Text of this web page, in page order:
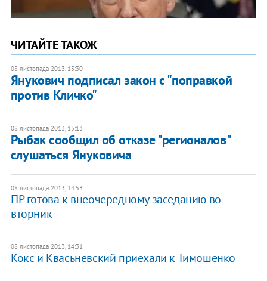
ЧИТАЙТЕ ТАКОЖ
08 листопада 2013, 15:30
Янукович подписал закон с "поправкой
против Кличко"
08 листопада 2013, 15:13
Рыбак сообщил об отказе "регионалов"
слушаться Януковича
08 листопада 2013, 14:53
ПР готова к внеочередному заседанию во
вторник
08 листопада 2013, 14:31
Кокс и Квасьневский приехали к Тимошенко